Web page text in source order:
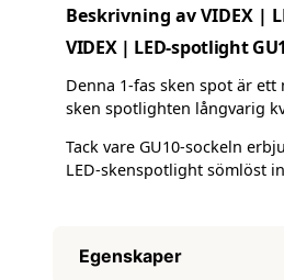
Beskrivning av VIDEX |
VIDEX | LED-spotlight
Denna 1-fas sken spot är
sken spotlighten långvarig
Tack vare GU10-sockeln
LED-skenspotlight sömlöst
Egenskaper